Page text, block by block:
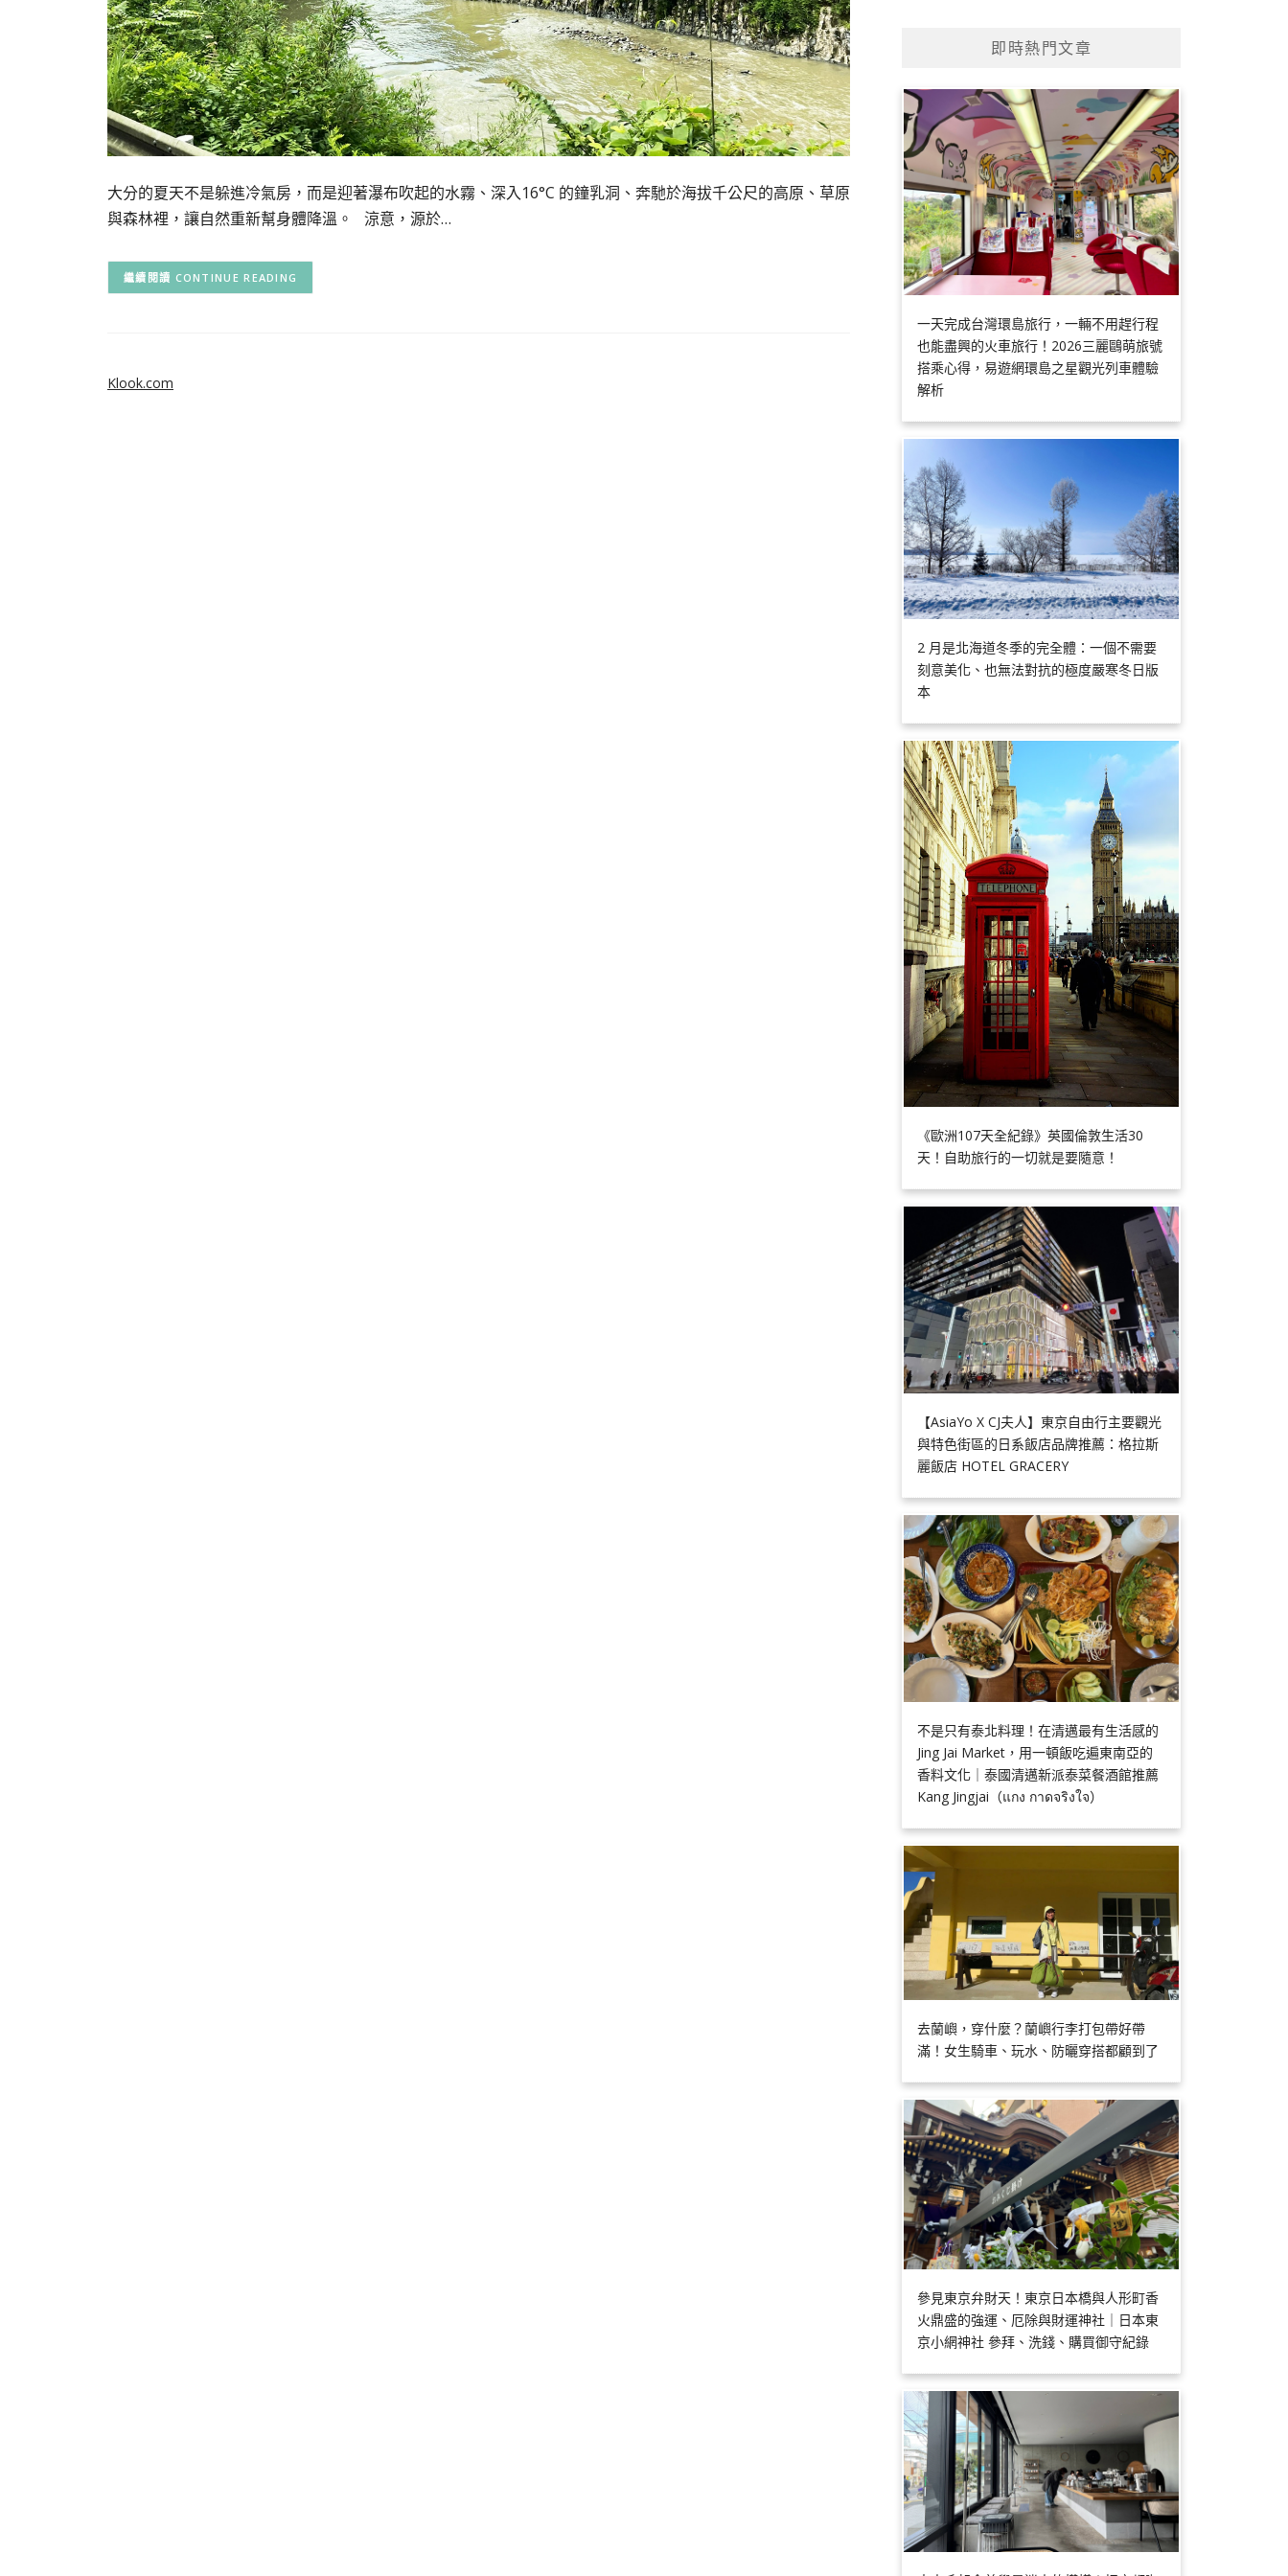
大分的夏天不是躲進冷氣房，而是迎著瀑布吹起的水霧、深入16°C 的鐘乳洞、奔馳於海拔千公尺的高原、草原
與森林裡，讓自然重新幫身體降溫。 涼意，源於…
CONTINUE READING
即時熱門文章
一天完成台灣環島旅行，一輛不用趕行程
也能盡興的火車旅行！2026三麗鷗萌旅號
搭乘心得，易遊網環島之星觀光列車體驗
解析
2 月是北海道冬季的完全體：一個不需要
刻意美化、也無法對抗的極度嚴寒冬日版
本
《歐洲107天全紀錄》英國倫敦生活30
天！自助旅行的一切就是要隨意！
【AsiaYo X CJ夫人】東京自由行主要觀光
與特色街區的日系飯店品牌推薦：格拉斯
麗飯店 HOTEL GRACERY
不是只有泰北料理！在清邁最有生活感的
Jing Jai Market，用一頓飯吃遍東南亞的
香料文化｜泰國清邁新派泰菜餐酒館推薦
Kang Jingjai（แกง กาดจริงใจ）
去蘭嶼，穿什麼？蘭嶼行李打包帶好帶
滿！女生騎車、玩水、防曬穿搭都顧到了
參見東京弁財天！東京日本橋與人形町香
火鼎盛的強運、厄除與財運神社｜日本東
京小網神社 參拜、洗錢、購買御守紀錄
Klook.com